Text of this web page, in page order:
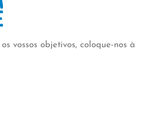
vossos objetivos, coloque-nos à